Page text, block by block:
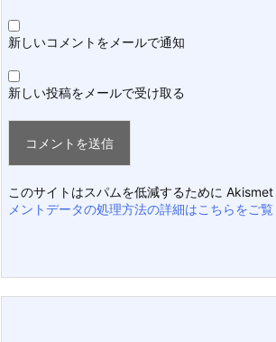
新しいコメントをメールで通知
新しい投稿をメールで受け取る
このサイトはスパムを低減するために Akismet
メントデータの処理方法の詳細はこちらをご